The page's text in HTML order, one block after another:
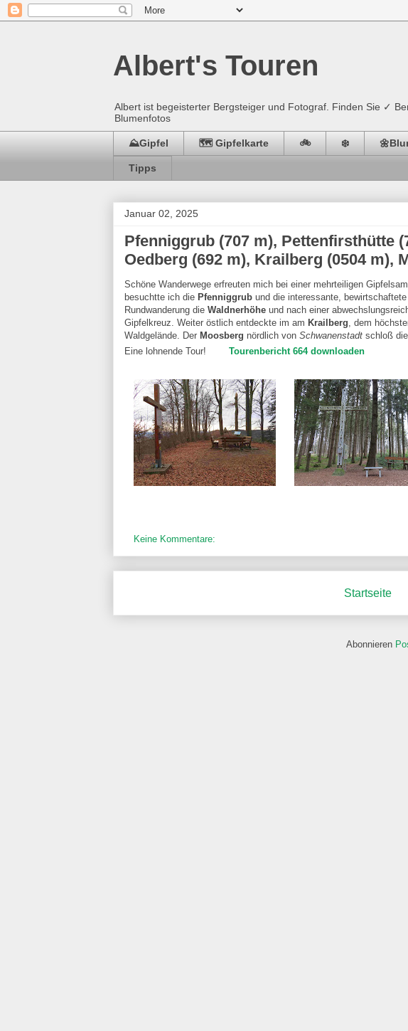
Albert's Touren
Albert ist begeisterter Bergsteiger und Fotograf. Finden Sie ✓
Blumenfotos
⛰️Gipfel 🗺️ Gipfelkarte 🚲 ❄️
Tipps
Januar 02, 2025
Pfenniggrub (707 m), Pettenfirsthütte
Oedberg (692 m), Krailberg (0504 m),
Schöne Wanderwege erfreuten mich bei einer mehrteiligen
besuchtte ich die Pfenniggrub und die interessante, bewirtschaftete
Rundwanderung die Waldnerhöhe und nach einer
Gipfelkreuz. Weiter östlich entdeckte im am Krailberg , dem
Waldgelände. Der Moosberg nördlich von Schwanenstadt schloß
Eine lohnende Tour!
Tourenbericht 664 downloaden
Keine Kommentare:
Startseite
Abonnieren